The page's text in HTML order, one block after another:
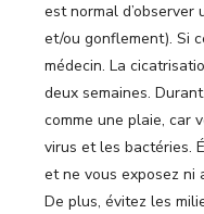
est normal
et/ou gonflement). Si
médecin. La
deux semaines.
comme une plaie, car
virus et les bactéries.
et ne vous exposez ni
De plus, évitez les